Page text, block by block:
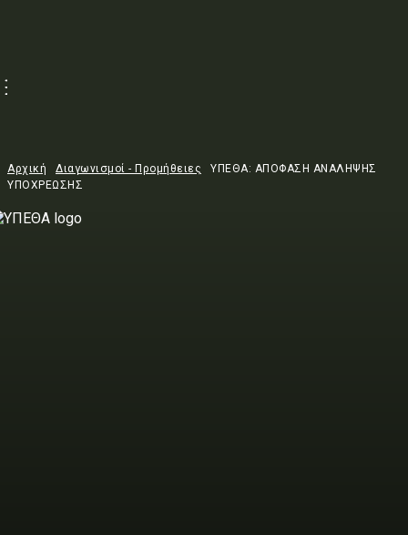
Αρχική Διαγωνισμοί - Προμήθειες
ΥΠΕΘΑ: ΑΠΟΦΑΣΗ ΑΝΑΛΗΨΗΣ
ΥΠΟΧΡΕΩΣΗΣ